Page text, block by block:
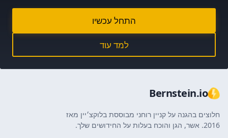
התחל עכשיו
למד עוד
Bernstein.io
חלוצים בהגנה על קניין רוחני מבוססת בלוקצ׳יין מאז
2016. אשר, הגן והוכח בעלות על החידושים שלך.